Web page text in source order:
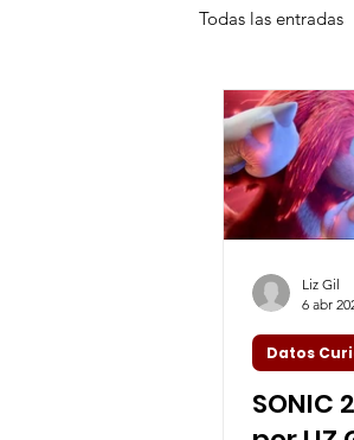
Todas las entradas
Teatro
SONIC
Datos
Liz Gil
6 abr